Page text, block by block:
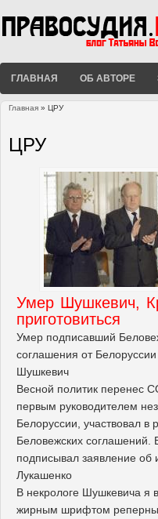
ГЛАВНАЯ ОБ АВТОРЕ
Главная » ЦРУ
ЦРУ
Умер Шушкевич,
приготовиться
Умер подписавший
соглашения от
Шушкевич
Весной политик перенес
первым руководителем
Белоруссии, участвовал в
Беловежских соглашений.
подписывал заявление об
Лукашенко
В некрологе Шушкевича я
жирным шрифтом